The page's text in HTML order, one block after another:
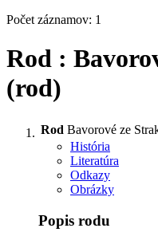
Počet záznamov: 1
Rod :
(rod)
Rod Bavorové ze
História
Literatúra
Odkazy
Obrázky
Popis rodu